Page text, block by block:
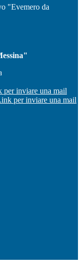
"Evemero da
per inviare una mail
per inviare una mail